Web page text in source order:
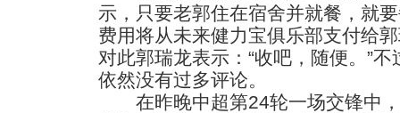
示，只要老郭住在宿舍并就餐，就
费用将从未来健力宝俱乐部支付给
对此郭瑞龙表示：“收吧，随便。”
依然没有过多评论。
在昨晚中超第24轮一场交锋中，